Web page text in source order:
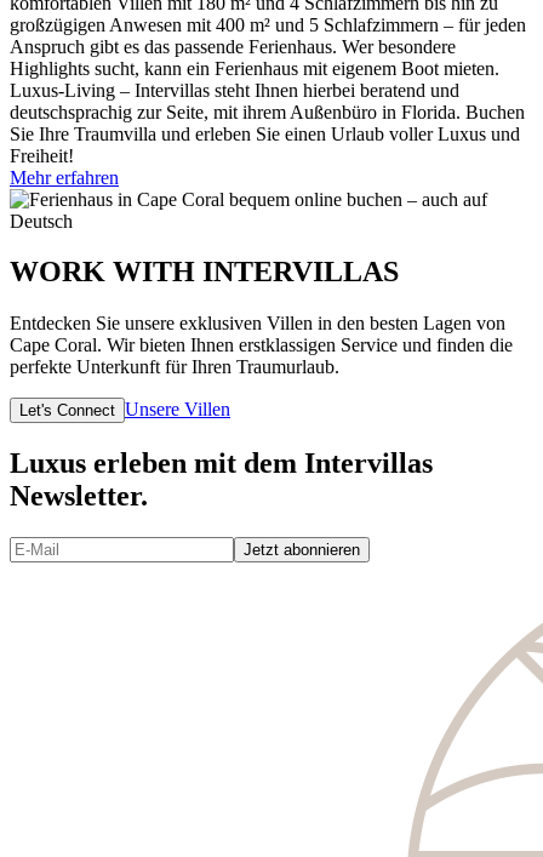
großzügigen Anwesen mit 400 m² und 5 Schlafzimmern – für jeden
Anspruch gibt es das passende Ferienhaus. Wer besondere
Highlights sucht, kann ein Ferienhaus mit eigenem Boot mieten.
Luxus-Living – Intervillas steht Ihnen hierbei beratend und
deutschsprachig zur Seite, mit ihrem Außenbüro in Florida. Buchen
Sie Ihre Traumvilla und erleben Sie einen Urlaub voller Luxus und
Freiheit!
Mehr erfahren
WORK WITH INTERVILLAS
Entdecken Sie unsere exklusiven Villen in den besten Lagen von
Cape Coral. Wir bieten Ihnen erstklassigen Service und finden die
perfekte Unterkunft für Ihren Traumurlaub.
Let's Connect Unsere Villen
Luxus erleben mit dem Intervillas
Newsletter.
Jetzt abonnieren